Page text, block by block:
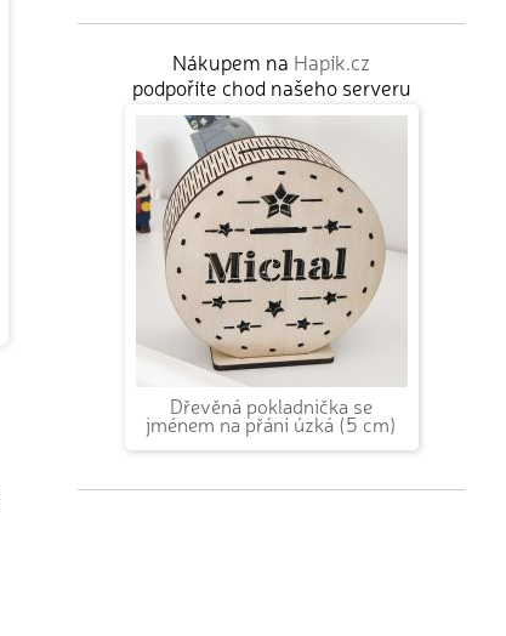
Nákupem na Hapík.cz
podpoříte chod našeho serveru
Dřevěná pokladnička se
jménem na přání úzká (5 cm)